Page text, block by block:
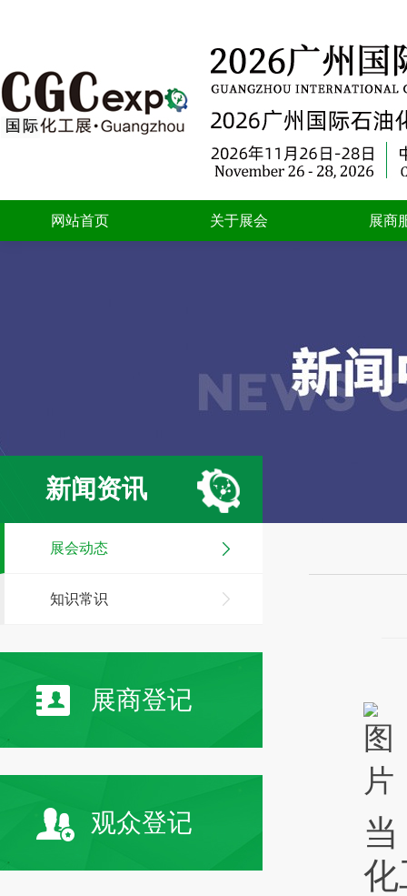
网站首页 关于展会 展商
新闻资讯
展会动态
知识常识
展商登记
观众登记
化